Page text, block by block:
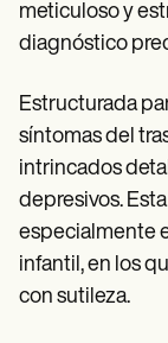
meticuloso y
diagnóstico
Estructurada
síntomas del
intrincados
depresivos.
especialmente
infantil, en los
con sutileza.